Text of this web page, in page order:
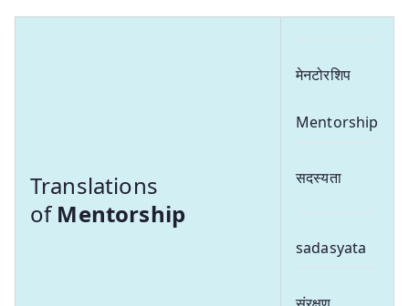
Translations
ofMentorship
मेनटोरशिप
Mentorship
सदस्यता
sadasyata